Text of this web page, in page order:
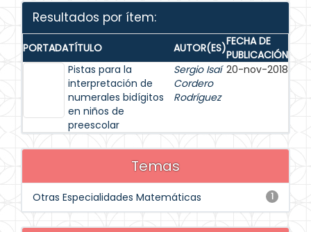
Resultados por ítem:
PORTADATÍTULO AUTOR(ES)FECHA DE
PUBLICACIÓN
Pistas para la
interpretación de
numerales bidígitos
en niños de
preescolar
Sergio Isaí
Cordero
Rodríguez
20-nov-2018
Temas
1
Otras Especialidades Matemáticas